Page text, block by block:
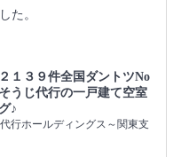
た。
１３９件全国ダントツNo
うじ代行の一戸建て空室
♪
行ホールディングス～関東支